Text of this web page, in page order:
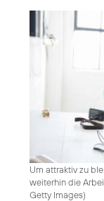
Um attraktiv zu
weiterhin die
Getty Images)